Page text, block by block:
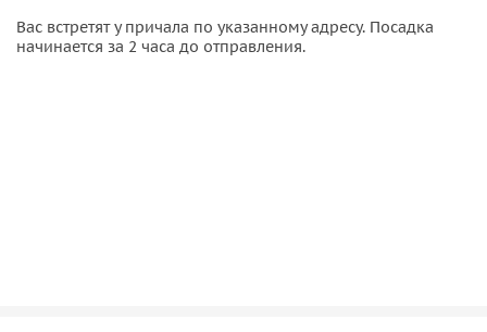
Вас встретят у причала по указанному адресу. Посадка
начинается за 2 часа до отправления.